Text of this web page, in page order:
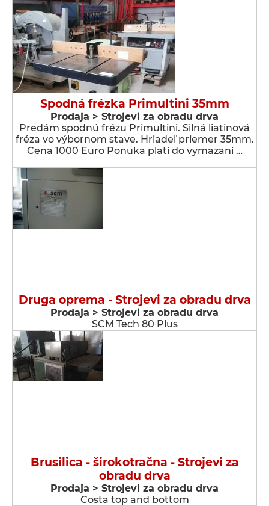
Spodná frézka Primultini 35mm
Prodaja > Strojevi za obradu drva
Predám spodnú frézu Primultini. Silná liatinová
fréza vo výbornom stave. Hriadeľ priemer 35mm.
Cena 1000 Euro Ponuka platí do vymazani …
Druga oprema - Strojevi za obradu drva
Prodaja > Strojevi za obradu drva
SCM Tech 80 Plus
Brusilica - širokotračna - Strojevi za
obradu drva
Prodaja > Strojevi za obradu drva
Costa top and bottom